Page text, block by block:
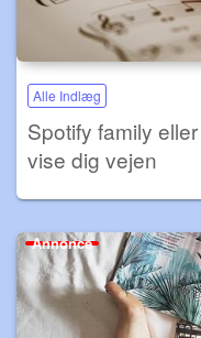
Alle Indlæg
Spotify family
vise dig vejen
Annonce